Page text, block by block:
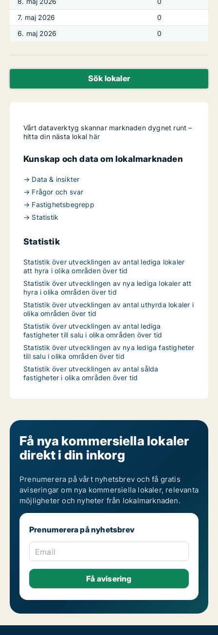
7. maj 2026
0
6. maj 2026
0
Sök lokaler
Vårt dataverktyg skannar marknaden dygnet runt –
hitta din nästa lokal här
Kunskap och data om lokalmarknaden
→ Data & insikter
→ Frågor och svar
→ Fastighetsbegrepp
→ Statistik
Statistik
Statistik över utvecklingen av antal lediga lokaler
att hyra i olika områden över tid
Statistik över utvecklingen av nya lediga lokaler att
hyra i olika områden över tid
Statistik över utvecklingen av antal uthyrda lokaler i
olika områden över tid
Statistik över utvecklingen av antal lediga
fastigheter till salu i olika områden över tid
Statistik över utvecklingen av nya lediga fastigheter
till salu i olika områden över tid
Statistik över utvecklingen av antal sålda
fastigheter i olika områden över tid
Få nya kommersiella lokaler
direkt i din inkorg
Prenumerera på vårt nyhetsbrev och få gratis
aviseringar om nya kommersiella lokaler, relevanta
möjligheter och nyheter från lokalmarknaden.
Prenumerera på nyhetsbrev
Email